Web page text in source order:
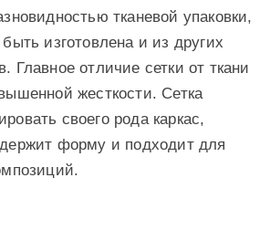
тканевой упаковки,
изготовлена и из других
Главное отличие сетки от ткани
жесткости. Сетка
своего рода каркас,
форму и подходит для